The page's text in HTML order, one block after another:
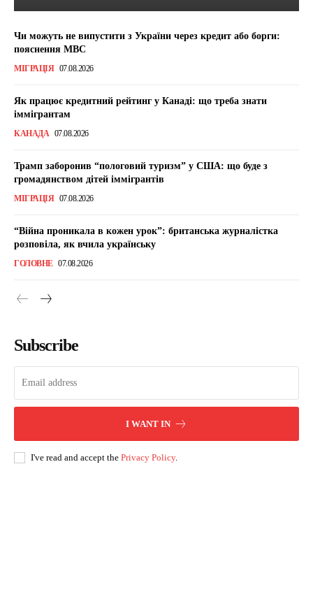
Чи можуть не випустити з України через кредит або борги:
пояснення МВС
МІГРАЦІЯ 07.08.2026
Як працює кредитний рейтинг у Канаді: що треба знати
іммігрантам
КАНАДА 07.08.2026
Трамп заборонив “пологовий туризм” у США: що буде з
громадянством дітей іммігрантів
МІГРАЦІЯ 07.08.2026
“Війна проникала в кожен урок”: британська журналістка
розповіла, як вчила українську
ГОЛОВНЕ 07.08.2026
Subscribe
I WANT IN
I've read and accept the Privacy Policy.